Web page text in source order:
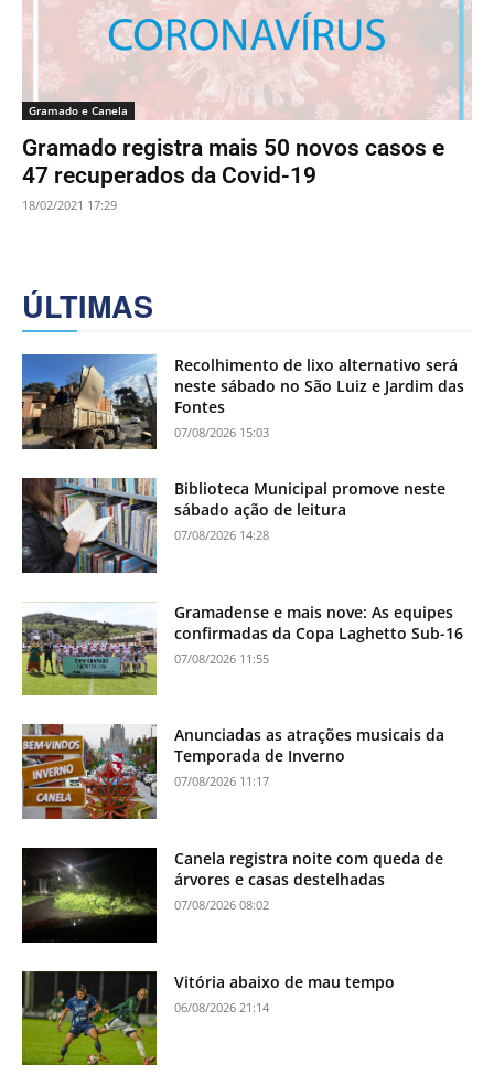
Gramado e Canela
Gramado registra mais 50 novos casos e
47 recuperados da Covid-19
18/02/2021 17:29
ÚLTIMAS
Recolhimento de lixo alternativo será
neste sábado no São Luiz e Jardim das
Fontes
07/08/2026 15:03
Biblioteca Municipal promove neste
sábado ação de leitura
07/08/2026 14:28
Gramadense e mais nove: As equipes
confirmadas da Copa Laghetto Sub-16
07/08/2026 11:55
Anunciadas as atrações musicais da
Temporada de Inverno
07/08/2026 11:17
Canela registra noite com queda de
árvores e casas destelhadas
07/08/2026 08:02
Vitória abaixo de mau tempo
06/08/2026 21:14